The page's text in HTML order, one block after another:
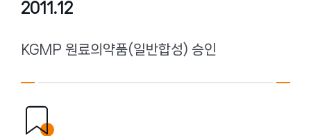
2011.12
KGMP 원료의약품(일반합성) 승인